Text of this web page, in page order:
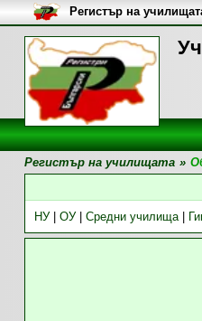
Регистър на
Регистър на училищата »
НУ| ОУ| Средни училища|